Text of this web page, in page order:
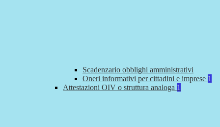
Scadenzario obblighi amministrativi
Oneri informativi per cittadini e imprese 1
Attestazioni OIV o struttura analoga 1